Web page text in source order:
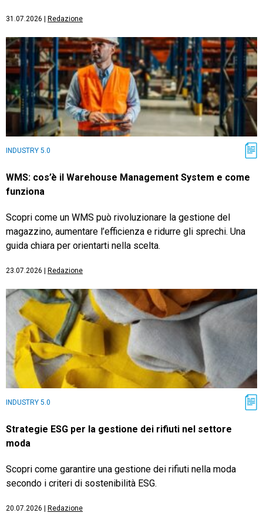
31.07.2026 Redazione
INDUSTRY 5.0
WMS: cos’è il Warehouse Management System e come
funziona
Scopri come un WMS può rivoluzionare la gestione del
magazzino, aumentare l’efficienza e ridurre gli sprechi. Una
guida chiara per orientarti nella scelta.
23.07.2026 Redazione
INDUSTRY 5.0
Strategie ESG per la gestione dei rifiuti nel settore
moda
Scopri come garantire una gestione dei rifiuti nella moda
secondo i criteri di sostenibilità ESG.
20.07.2026 Redazione